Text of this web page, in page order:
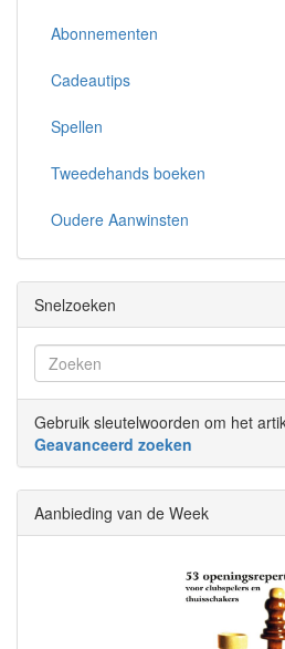
Abonnementen
Cadeautips
Spellen
Tweedehands boeken
Oudere Aanwinsten
Snelzoeken
Gebruik sleutelwoorden om het
Geavanceerd zoeken
Aanbieding van de Week